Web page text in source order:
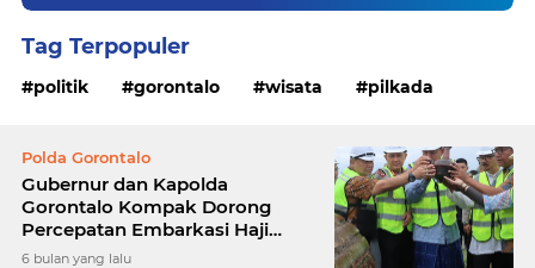
Tag Terpopuler
politik gorontalo wisata pilkada
Polda Gorontalo
Gubernur dan Kapolda
Gorontalo Kompak Dorong
Percepatan Embarkasi Haji
Penuh
6 bulan yang lalu